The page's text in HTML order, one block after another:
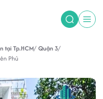
tại Tp.HCM Quận 3
Phủ